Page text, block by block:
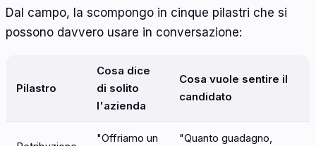
Dal campo, la scompongo in cinque pilastri che si
possono davvero usare in conversazione:
Pilastro
Cosa dice
di solito
l'azienda
Cosa vuole sentire il
candidato
"Offriamo un
"Quanto guadagno,